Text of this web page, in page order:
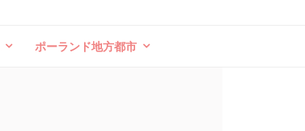
ポーランド地方都市